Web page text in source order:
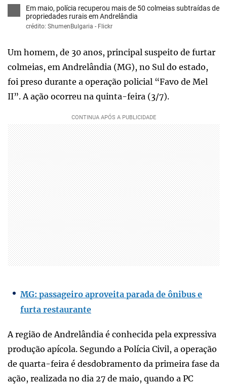
Em maio, polícia recuperou mais de 50 colmeias subtraídas de
propriedades rurais em Andrelândia
crédito: ShumenBulgaria - Flickr
Um homem, de 30 anos, principal suspeito de furtar
colmeias, em Andrelândia (MG), no Sul do estado,
foi preso durante a operação policial “Favo de Mel
II”. A ação ocorreu na quinta-feira (3/7).
MG: passageiro aproveita parada de ônibus e
furta restaurante
A região de Andrelândia é conhecida pela expressiva
produção apícola. Segundo a Polícia Civil, a operação
de quarta-feira é desdobramento da primeira fase da
ação, realizada no dia 27 de maio, quando a PC